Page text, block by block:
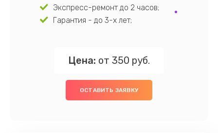
Экспресс-ремонт до 2 часов;
Гарантия - до 3-х лет;
Цена: от 350 руб.
ОСТАВИТЬ ЗАЯВКУ